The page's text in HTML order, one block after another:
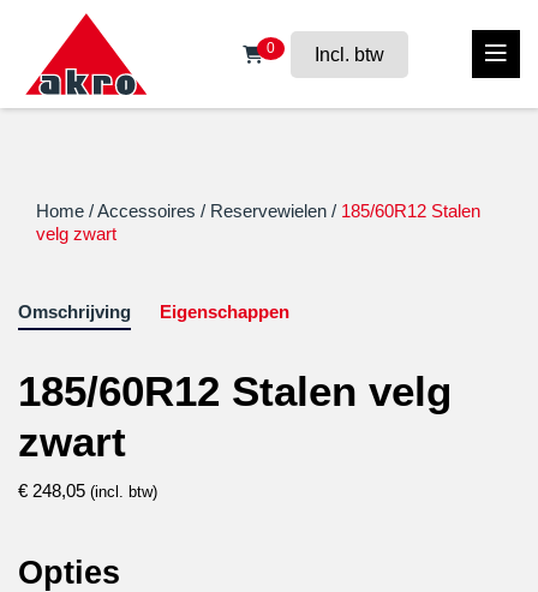
0 Incl. btw
Home /Accessoires / Reservewielen / 185/60R12 Stalen
velg zwart
Omschrijving Eigenschappen
185/60R12 Stalen velg
zwart
€ 248,05 (incl. btw)
Opties